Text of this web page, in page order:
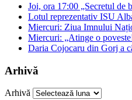
Joi, ora 17:00 „Secretul de
Lotul reprezentativ ISU
Miercuri: Ziua Imnului
Miercuri: „Atinge o
Daria Cojocaru din Gorj a
Arhivă
Arhivă